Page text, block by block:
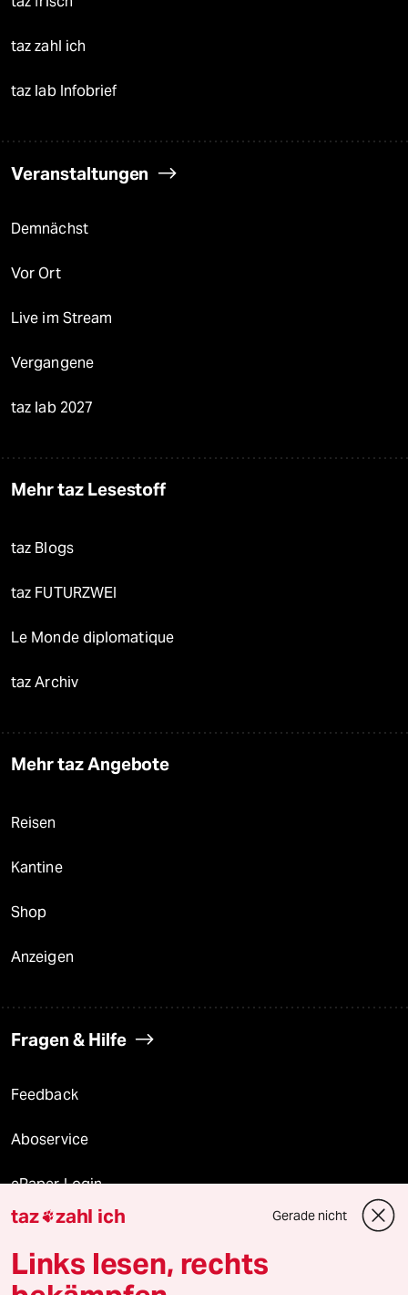
taz zahl ich
taz lab Infobrief
Veranstaltungen
Demnächst
Vor Ort
Live im Stream
Vergangene
taz lab 2027
Mehr taz Lesestoff
taz Blogs
taz FUTURZWEI
Le Monde diplomatique
taz Archiv
Mehr taz Angebote
Reisen
Kantine
Shop
Anzeigen
Fragen & Hilfe
Feedback
Aboservice
ePaper Login
Downloads für Abonnierende
taz zahl ich Gerade nicht
Links lesen, rechts